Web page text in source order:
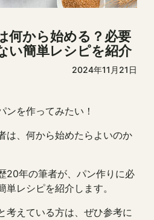
何から始める？必要
い簡単レシピを紹介
2024年11月21日
ンを作ってみたい！
は、何から始めたらよいのか
20年の筆者が、パン作りに必
レシピを紹介します。
考えている方は、ぜひ参考に